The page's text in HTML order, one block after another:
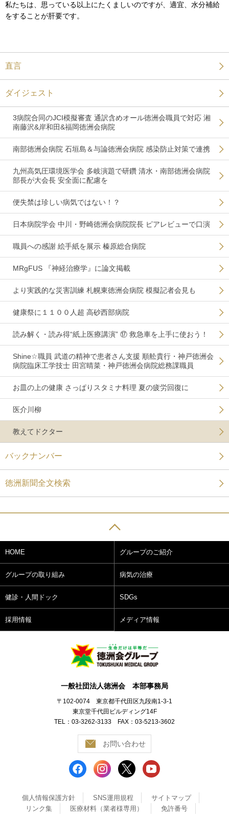
私たちは、思っている以上にたくましいのですが、適宜、水分補給
をすることが肝要です。
直言
ダイジェスト
3病院合同のJCI模擬審査 通訳含めオール徳洲会職員で対応 湘
南藤沢&岸和田&福岡徳洲会病院
南部徳洲会病院 石垣島＆与論徳洲会病院 感染防止対策で連携
九州高気圧環境医学会 多岐演題で研鑽 清水・南部徳洲会病院
部長が大会長 安全面に配慮を
便失禁は珍しい病気ではない！？
日本病院学会 中川・野崎徳洲会病院院長 ピアレビューで口演
職員への感謝 絵手紙を展示 榛原総合病院
MRgFUS 『神経治療学』に論文掲載
より実践的な災害訓練 札幌東徳洲会病院 模擬記者会見も
健康祭に１１００人超 高砂西部病院
読み解く・読み得“紙上医療講演” ⑰ 救急車を上手に使おう！
Shine☆職員 武道の精神で患者さん支援 順舩貴行・神戸徳洲会
病院臨床工学技士 田宮晴菜・神戸徳洲会病院総務課職員
お皿の上の健康 さっぱりスタミナ料理 夏の疲労回復に
医介川柳
教えてドクター
バックナンバー
徳洲新聞全文検索
HOME グループのご紹介
グループの取り組み 病気の治療
健診・人間ドック SDGs
採用情報 メディア情報
一般社団法人徳洲会 本部事務局
〒102-0074 東京都千代田区九段南1-3-1
東京堂千代田ビルディング14F
TEL：03-3262-3133 FAX：03-5213-3602
お問い合わせ
個人情報保護方針 SNS運用規程
サイトマップ
リンク集
医療材料（業者様専用） 免許番号